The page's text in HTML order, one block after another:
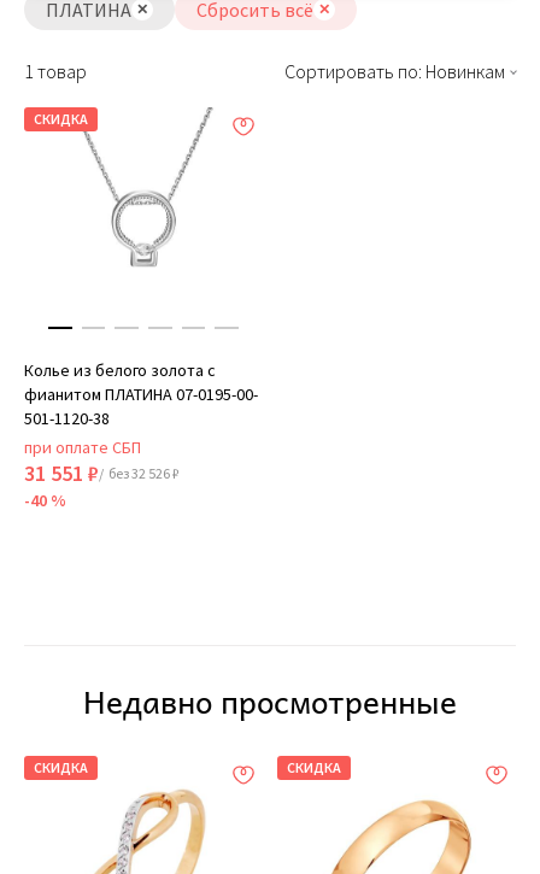
ПЛАТИНА Сбросить всё
1 товар Сортировать по: Новинкам
СКИДКА
Колье из белого золота с
фианитом ПЛАТИНА 07-0195-00-
501-1120-38
при оплате СБП
31 551 ₽/ без 32 526 ₽
-40 %
Недавно просмотренные
СКИДКА СКИДКА